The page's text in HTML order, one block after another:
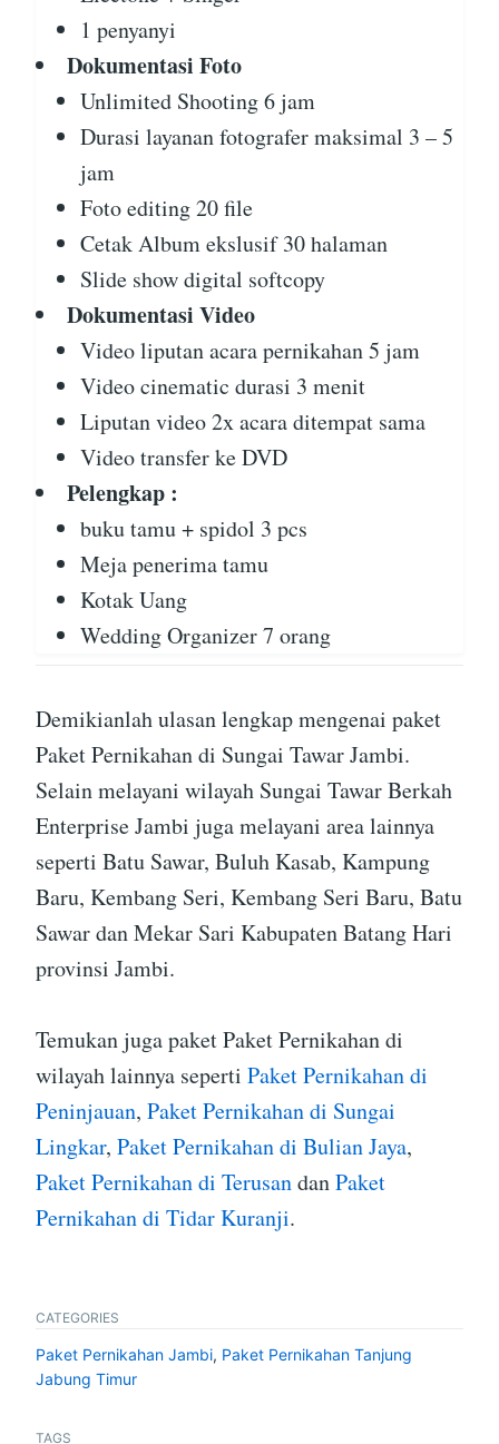
1 penyanyi
Dokumentasi Foto
Unlimited Shooting 6 jam
Durasi layanan fotografer maksimal 3 – 5
jam
Foto editing 20 file
Cetak Album ekslusif 30 halaman
Slide show digital softcopy
Dokumentasi Video
Video liputan acara pernikahan 5 jam
Video cinematic durasi 3 menit
Liputan video 2x acara ditempat sama
Video transfer ke DVD
Pelengkap :
buku tamu + spidol 3 pcs
Meja penerima tamu
Kotak Uang
Wedding Organizer 7 orang
Demikianlah ulasan lengkap mengenai paket
Paket Pernikahan di Sungai Tawar Jambi.
Selain melayani wilayah Sungai Tawar Berkah
Enterprise Jambi juga melayani area lainnya
seperti Batu Sawar, Buluh Kasab, Kampung
Baru, Kembang Seri, Kembang Seri Baru, Batu
Sawar dan Mekar Sari Kabupaten Batang Hari
provinsi Jambi.
Temukan juga paket Paket Pernikahan di
wilayah lainnya seperti Paket Pernikahan di
Peninjauan, Paket Pernikahan di Sungai
Lingkar, Paket Pernikahan di Bulian Jaya,
Paket Pernikahan di TerusandanPaket
Pernikahan di Tidar Kuranji.
CATEGORIES
Paket Pernikahan Jambi, Paket Pernikahan Tanjung
Jabung Timur
TAGS